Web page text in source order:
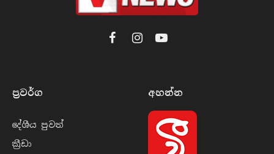
FacebookInstagramYouTube
ප්‍රවර්​ග
දේශීය පුව​ත්
ක්‍රී​ඩා
අහන්​න